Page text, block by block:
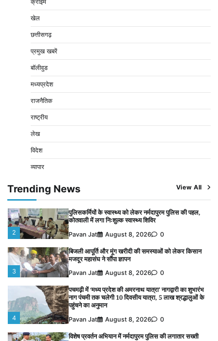
खेल
छत्तीसगढ़
प्रमुख खबरें
बॉलीवुड
मध्यप्रदेश
राजनैतिक
राष्ट्रीय
लेख
विदेश
व्यापार
Trending News View All
कोतवाली में लगा निःशुल्क स्वास्थ्य शिविर
पचमढ़ी में ‘मध्य प्रदेश की अमरनाथ यात्रा’ नागद्वारी का शुभारंभ
पहुंचने का अनुमान
Pavan Jat August 8, 2026 0
विशेष प्रवर्तन अभियान में नर्मदापुरम पुलिस की लगातार सख्ती
1 Pavan Jat
2
पुलिसकर्मियों के स्वास्थ्य को लेकर नर्मदापुरम पुलिस की पहल,
कोतवाली में लगा निःशुल्क स्वास्थ्य शिविर
Pavan Jat August 8, 2026 0
3
बिजली आपूर्ति और मूंग खरीदी की समस्याओं को लेकर किसान
मजदूर महासंघ ने सौंपा ज्ञापन
Pavan Jat August 8, 2026 0
4
पचमढ़ी में ‘मध्य प्रदेश की अमरनाथ यात्रा’ नागद्वारी का शुभारंभ
नाग पंचमी तक चलेगी 10 दिवसीय यात्रा, 5 लाख श्रद्धालुओं के
पहुंचने का अनुमान
Pavan Jat August 8, 2026 0
विशेष प्रवर्तन अभियान में नर्मदापुरम पुलिस की लगातार सख्ती